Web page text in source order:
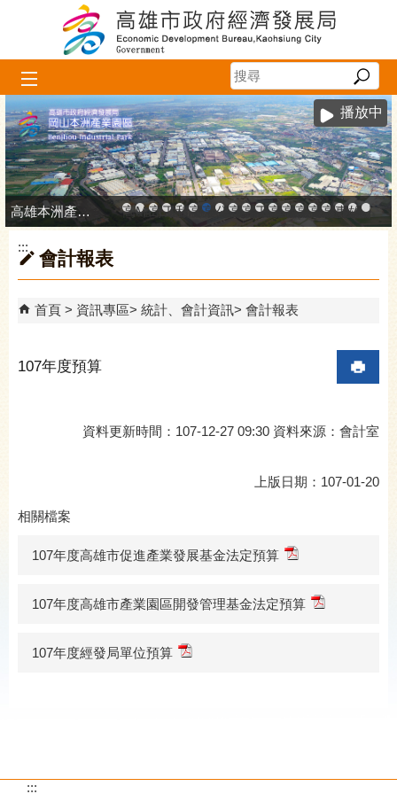
跳到主要內容區塊
播放中
高雄市政府中小企業升級輔導網站
MEGABAY大港創艦
高雄金融科技創新園區
工廠登記線上申辦系統
和發產業園區
高雄工業資訊平台
高雄本洲產業園區服務中心
公司、商業登記主題網
高雄市友善商家
高雄市政府經濟發展局-
工業管線防災教育資
高雄市綠能管理資
高雄市綠能管理
高雄淨零商轉
高雄招商網
高雄會展網
專刊『雄
雄心高
「我
高雄本洲產業園區服務中心
:::
會計報表
首頁 資訊專區 統計、會計資訊 會計報表
107年度預算
資料更新時間：107-12-27 09:30 資料來源：會計室
上版日期：107-01-20
相關檔案
107年度高雄市促進產業發展基金法定預算
107年度高雄市產業園區開發管理基金法定預算
107年度經發局單位預算
:::